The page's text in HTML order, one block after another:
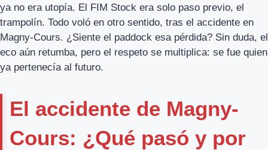
ya no era utopía. El FIM Stock era solo paso previo, el
trampolín. Todo voló en otro sentido, tras el accidente en
Magny-Cours. ¿Siente el paddock esa pérdida? Sin duda, el
eco aún retumba, pero el respeto se multiplica: se fue quien
ya pertenecía al futuro.
El accidente de Magny-
Cours: ¿Qué pasó y por